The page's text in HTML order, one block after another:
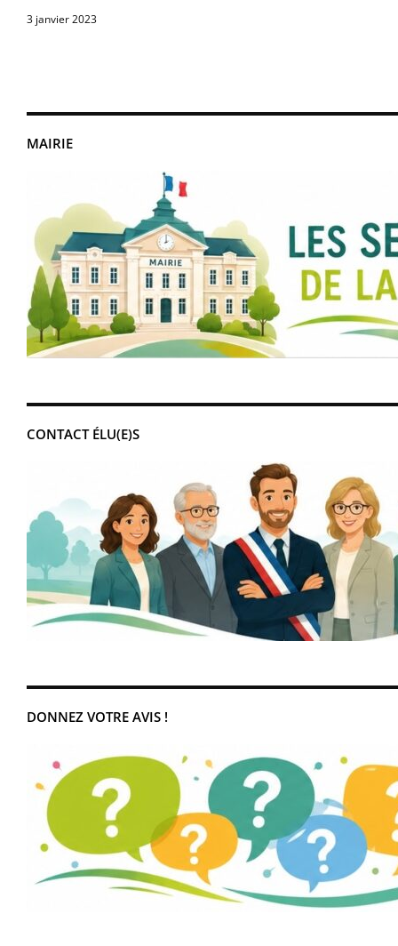
MAIRIE
CONTACT ÉLU(E)S
DONNEZ VOTRE AVIS !
3 janvier 2023